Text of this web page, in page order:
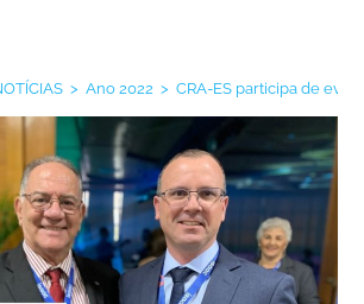
> Ano 2022 > CRA-ES participa de